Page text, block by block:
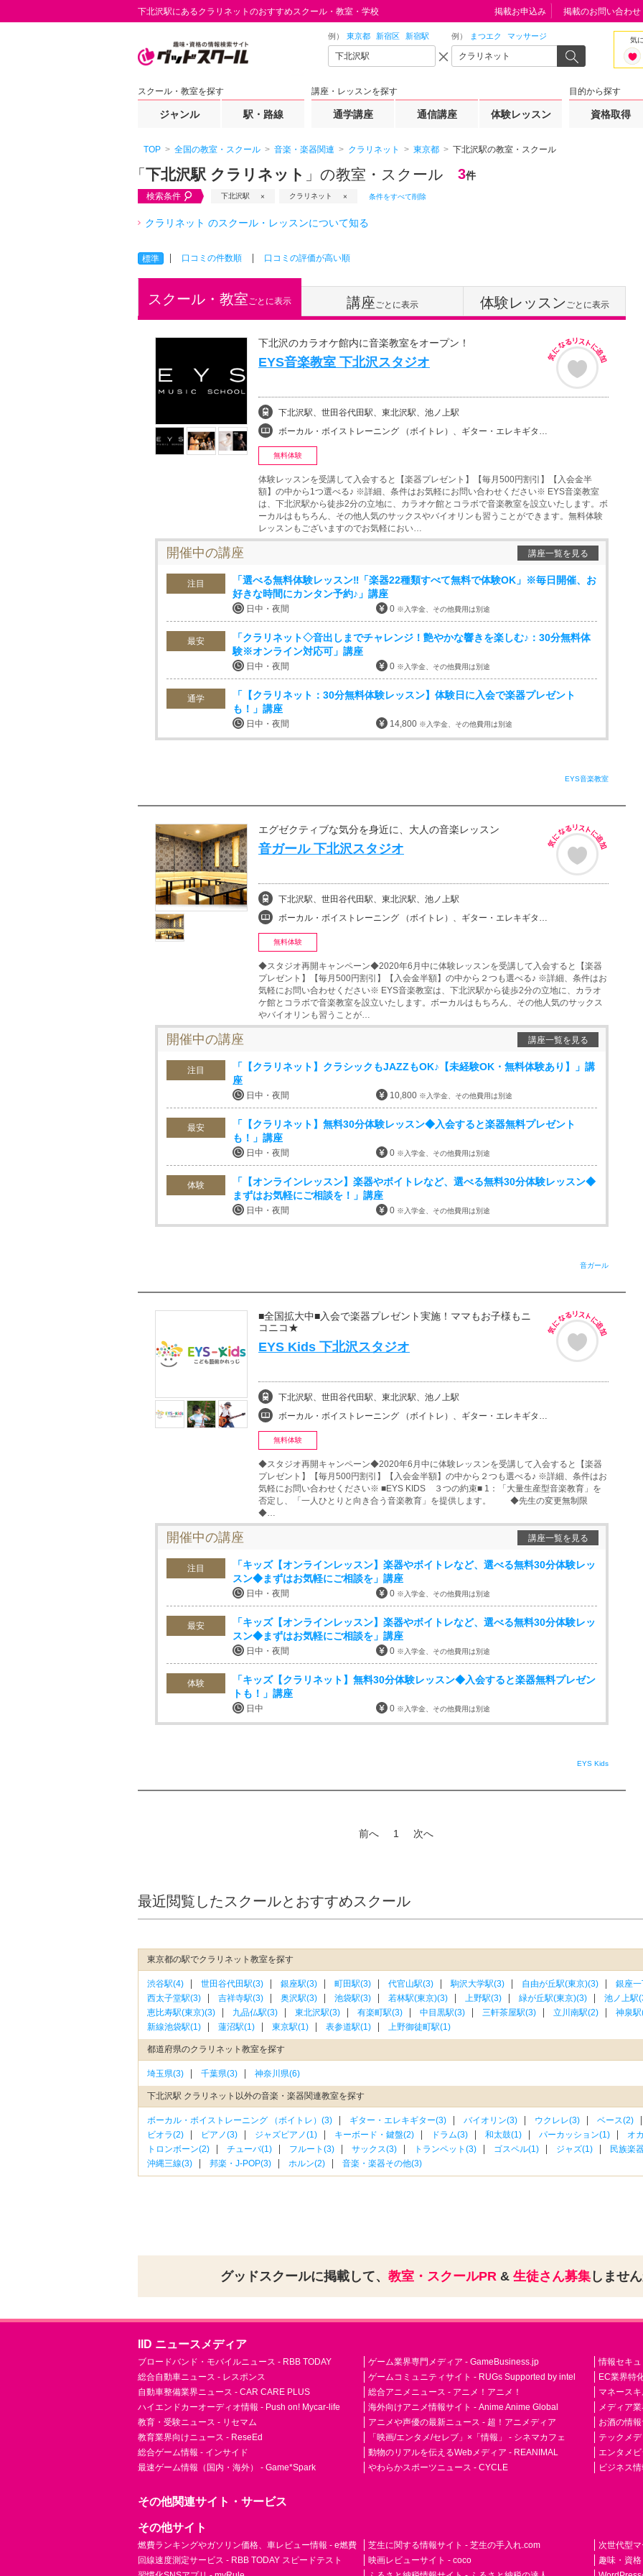
下北沢駅にあるクラリネットのおすすめスクール・教室・学校
例） 東京都 新宿区 新宿駅 例） まつエク マッサージ 気
スクール・教室を探す
ジャンル 駅・路線
講座・レッスンを探す
通学講座 通信講座 体験レッスン
目的から探す
資格取得
掲載お申込み 掲載のお問い合わせ
TOP 全国の教室・スクール 音楽・楽器関連 クラリネット 東京都 下北沢駅の教室・スクール
「 下北沢駅 クラリネット 」の教室・スクール 3件
検索条件 下北沢駅 クラリネット 条件をすべて削除
クラリネット のスクール・レッスンについて知る
標準 口コミの件数順 口コミの評価が高い順
スクール・教室ごとに表示 講座ごとに表示 体験レッスンごとに表示
下北沢のカラオケ館内に音楽教室をオープン！
EYS音楽教室 下北沢スタジオ
下北沢駅、世田谷代田駅、東北沢駅、池ノ上駅
ボーカル・ボイストレーニング （ボイトレ）、ギター・エレキギター、バイオリン、ウクレレ、ベース、チェロ、ウッドベース、ビ…
無料体験
体験レッスンを受講して入会すると【楽器プレゼント】【毎月500円割引】【入会金半
額】の中から1つ選べる♪ ※詳細、条件はお気軽にお問い合わせください※ EYS音楽教室
は、下北沢駅から徒歩2分の立地に、カラオケ館とコラボで音楽教室を設立いたします。ボ
ーカルはもちろん、その他人気のサックスやバイオリンも習うことができます。無料体験
レッスンもございますのでお気軽におい…
開催中の講座 講座一覧を見る
注目
「選べる無料体験レッスン‼「楽器22種類すべて無料で体験OK」※毎日開催、お
好きな時間にカンタン予約♪」講座
日中・夜間 0 ※入学金、その他費用は別途
最安
「クラリネット◇音出しまでチャレンジ！艶やかな響きを楽しむ♪：30分無料体
験※オンライン対応可」講座
日中・夜間 0 ※入学金、その他費用は別途
通学
「【クラリネット：30分無料体験レッスン】体験日に入会で楽器プレゼント
も！」講座
日中・夜間 14,800 ※入学金、その他費用は別途
EYS音楽教室
エグゼクティブな気分を身近に、大人の音楽レッスン
音ガール 下北沢スタジオ
下北沢駅、世田谷代田駅、東北沢駅、池ノ上駅
ボーカル・ボイストレーニング （ボイトレ）、ギター・エレキギター、バイオリン、ウクレレ、ベース、チェロ、ビオラ、ピアノ、…
無料体験
◆スタジオ再開キャンペーン◆2020年6月中に体験レッスンを受講して入会すると【楽器
プレゼント】【毎月500円割引】【入会金半額】の中から２つも選べる♪ ※詳細、条件はお
気軽にお問い合わせください※ EYS音楽教室は、下北沢駅から徒歩2分の立地に、カラオ
ケ館とコラボで音楽教室を設立いたします。ボーカルはもちろん、その他人気のサックス
やバイオリンも習うことが…
開催中の講座 講座一覧を見る
注目
「【クラリネット】クラシックもJAZZもOK♪【未経験OK・無料体験あり】」講
座
日中・夜間 10,800 ※入学金、その他費用は別途
最安
「【クラリネット】無料30分体験レッスン◆入会すると楽器無料プレゼント
も！」講座
日中・夜間 0 ※入学金、その他費用は別途
体験
「【オンラインレッスン】楽器やボイトレなど、選べる無料30分体験レッスン◆
まずはお気軽にご相談を！」講座
日中・夜間 0 ※入学金、その他費用は別途
音ガール
■全国拡大中■入会で楽器プレゼント実施！ママもお子様もニ
コニコ★
EYS Kids 下北沢スタジオ
下北沢駅、世田谷代田駅、東北沢駅、池ノ上駅
ボーカル・ボイストレーニング （ボイトレ）、ギター・エレキギター、バイオリン、ウクレレ、チェロ、ピアノ、ドラム、フルート…
無料体験
◆スタジオ再開キャンペーン◆2020年6月中に体験レッスンを受講して入会すると【楽器
プレゼント】【毎月500円割引】【入会金半額】の中から２つも選べる♪ ※詳細、条件はお
気軽にお問い合わせください※ ■EYS KIDS ３つの約束■ 1：「大量生産型音楽教育」を
否定し、「一人ひとりと向き合う音楽教育」を提供します。 ◆先生の変更無制限
◆…
開催中の講座 講座一覧を見る
注目
「キッズ【オンラインレッスン】楽器やボイトレなど、選べる無料30分体験レッ
スン◆まずはお気軽にご相談を」講座
日中・夜間 0 ※入学金、その他費用は別途
最安
「キッズ【オンラインレッスン】楽器やボイトレなど、選べる無料30分体験レッ
スン◆まずはお気軽にご相談を」講座
日中・夜間 0 ※入学金、その他費用は別途
体験
「キッズ【クラリネット】無料30分体験レッスン◆入会すると楽器無料プレゼン
トも！」講座
日中 0 ※入学金、その他費用は別途
EYS Kids
前へ 1 次へ
最近閲覧したスクールとおすすめスクール
東京都の駅でクラリネット教室を探す
渋谷駅(4) 世田谷代田駅(3) 銀座駅(3) 町田駅(3) 代官山駅(3) 駒沢大学駅(3) 自由が丘駅(東京)(3) 銀座
西太子堂駅(3)
吉祥寺駅(3) 奥沢駅(3) 池袋駅(3) 若林駅(東京)(3) 上野駅(3) 緑が丘駅(東京)(3) 池ノ上駅
恵比寿駅(東京)(3)
九品仏駅(3) 東北沢駅(3) 有楽町駅(3) 中目黒駅(3) 三軒茶屋駅(3) 立川南駅(2) 神泉
新線池袋駅(1)
蓮沼駅(1) 東京駅(1) 表参道駅(1) 上野御徒町駅(1)
都道府県のクラリネット教室を探す
埼玉県(3) 千葉県(3) 神奈川県(6)
下北沢駅 クラリネット以外の音楽・楽器関連教室を探す
ボーカル・ボイストレーニング （ボイトレ）(3) ギター・エレキギター(3) バイオリン(3) ウクレレ(3) ベース(2)
ビオラ(2)
ピアノ(3) ジャズピアノ(1) キーボード・鍵盤(2) ドラム(3) 和太鼓(1) パーカッション(1) オ
トロンボーン(2)
チューバ(1) フルート(3) サックス(3) トランペット(3) ゴスペル(1) ジャズ(1) 民族楽
沖縄三線(3)
邦楽・J-POP(3) ホルン(2) 音楽・楽器その他(3)
グッドスクールに掲載して、 教室・スクールPR& 生徒さん募集しませ
IID ニュースメディア
ブロードバンド・モバイルニュース - RBB TODAY
総合自動車ニュース - レスポンス
自動車整備業界ニュース - CAR CARE PLUS
ハイエンドカーオーディオ情報 - Push on! Mycar-life
教育・受験ニュース - リセマム
教育業界向けニュース - ReseEd
総合ゲーム情報 - インサイド
最速ゲーム情報（国内・海外） - Game*Spark
ゲーム業界専門メディア - GameBusiness.jp
ゲームコミュニティサイト - RUGs Supported by intel
総合アニメニュース - アニメ！アニメ！
海外向けアニメ情報サイト - Anime Anime Global
アニメや声優の最新ニュース - 超！アニメディア
「映画/エンタメ/セレブ」×「情報」 - シネマカフェ
動物のリアルを伝えるWebメディア - REANIMAL
やわらかスポーツニュース - CYCLE
情報セキ
EC業界特
マネース
メディア
お酒の情
テックメ
エンタメ
ビジネス
その他関連サイト・サービス
その他サイト
燃費ランキングやガソリン価格、車レビュー情報 - e燃費
回線速度測定サービス - RBB TODAY スピードテスト
芝生に関する情報サイト - 芝生の手入れ.com
映画レビューサイト - coco
次世代型
趣味・資